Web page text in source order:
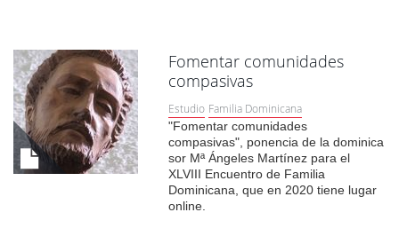
Fomentar comunidades
compasivas
Estudio Familia Dominicana
"Fomentar comunidades
compasivas", ponencia de la dominica
sor Mª Ángeles Martínez para el
XLVIII Encuentro de Familia
Dominicana, que en 2020 tiene lugar
online.